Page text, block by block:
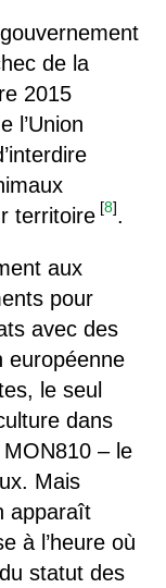
de la
2015
l’Union
territoire [8].
aux
pour
avec des
européenne
le seul
dans
MON810 – le
Mais
apparaît
à l’heure où
statut des